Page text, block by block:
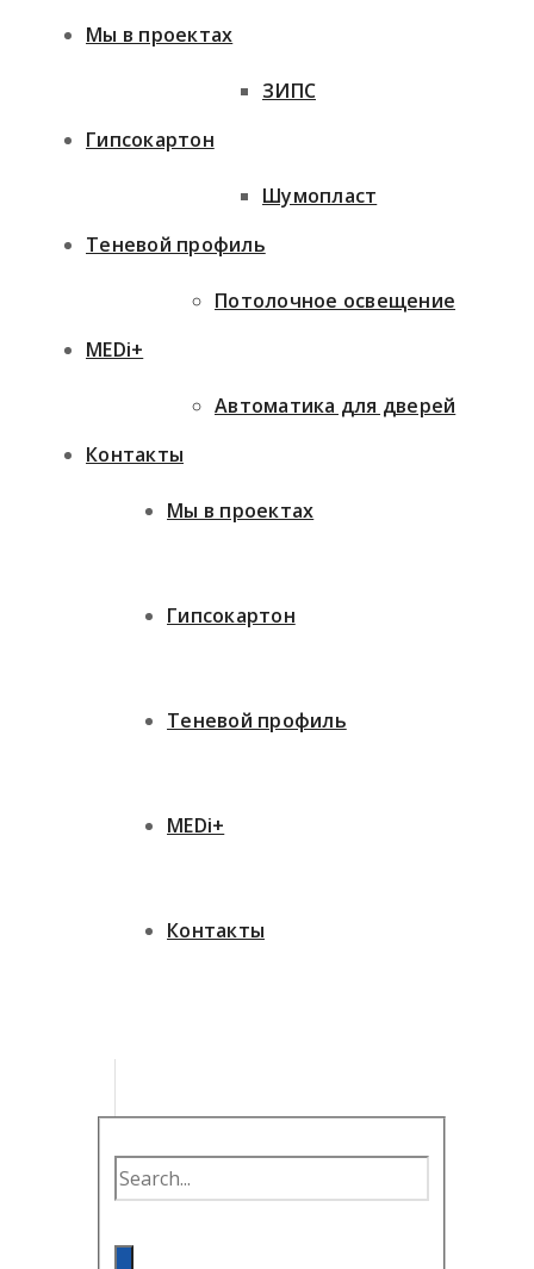
Мы в проектах
Гипсокартон
Теневой профиль
MEDi+
Контакты
ЗИПС
Шумопласт
Потолочное освещение
Автоматика для дверей
Мы в проектах
Гипсокартон
Теневой профиль
MEDi+
Контакты